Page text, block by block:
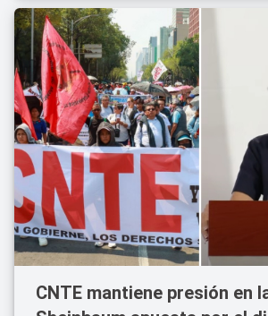
CNTE mantiene presión en